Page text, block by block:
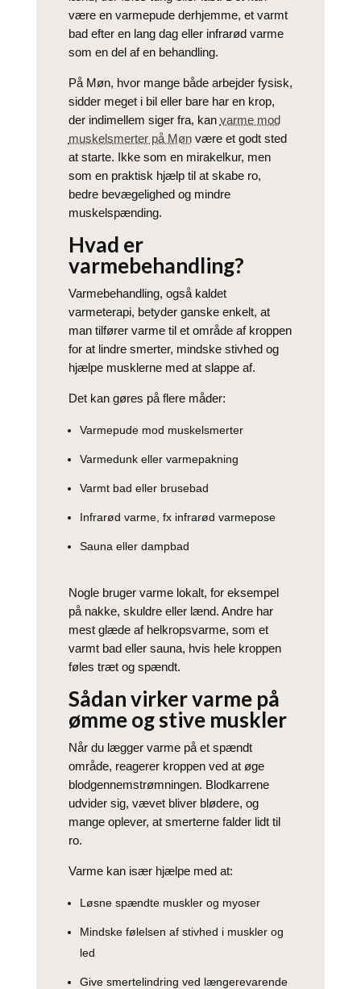
være en varmepude derhjemme, et varmt
bad efter en lang dag eller infrarød varme
som en del af en behandling.
På Møn, hvor mange både arbejder fysisk,
sidder meget i bil eller bare har en krop,
der indimellem siger fra, kan varme mod
muskelsmerter på Mønvære et godt sted
at starte. Ikke som en mirakelkur, men
som en praktisk hjælp til at skabe ro,
bedre bevægelighed og mindre
muskelspænding.
Hvad er
varmebehandling?
Varmebehandling, også kaldet
varmeterapi, betyder ganske enkelt, at
man tilfører varme til et område af kroppen
for at lindre smerter, mindske stivhed og
hjælpe musklerne med at slappe af.
Det kan gøres på flere måder:
Varmepude mod muskelsmerter
Varmedunk eller varmepakning
Varmt bad eller brusebad
Infrarød varme, fx infrarød varmepose
Sauna eller dampbad
Nogle bruger varme lokalt, for eksempel
på nakke, skuldre eller lænd. Andre har
mest glæde af helkropsvarme, som et
varmt bad eller sauna, hvis hele kroppen
føles træt og spændt.
Sådan virker varme på
ømme og stive muskler
Når du lægger varme på et spændt
område, reagerer kroppen ved at øge
blodgennemstrømningen. Blodkarrene
udvider sig, vævet bliver blødere, og
mange oplever, at smerterne falder lidt til
ro.
Varme kan især hjælpe med at:
Løsne spændte muskler og myoser
Mindske følelsen af stivhed i muskler og
led
Give smertelindring ved længerevarende